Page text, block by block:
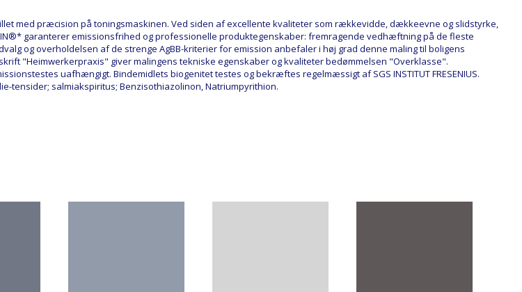
med præcision på toningsmaskinen. Ved siden af excellente kvaliteter som rækkevidde, dækkeevne og slidstyrke,
garanterer emissionsfrihed og professionelle produktegenskaber: fremragende vedhæftning på de fleste
og overholdelsen af de strenge AgBB-kriterier for emission anbefaler i høj grad denne maling til boligens
"Heimwerkerpraxis" giver malingens tekniske egenskaber og kvaliteter bedømmelsen "Overklasse".
uafhængigt. Bindemidlets biogenitet testes og bekræftes regelmæssigt af SGS INSTITUT FRESENIUS.
tensider; salmiakspiritus; Benzisothiazolinon, Natriumpyrithion.